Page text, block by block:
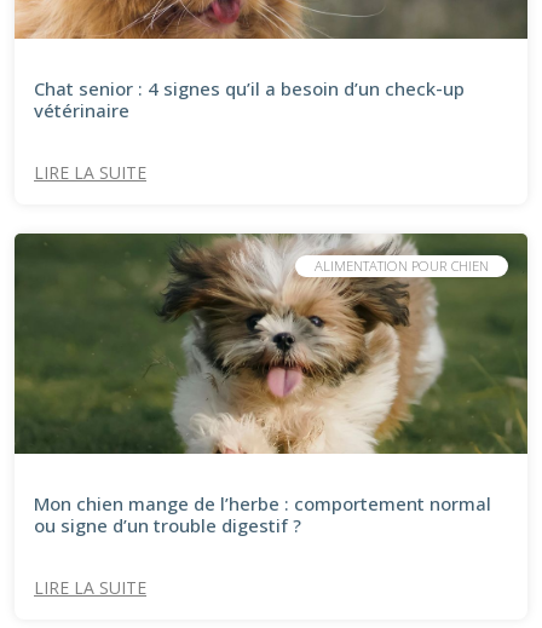
Chat senior : 4 signes qu’il a besoin d’un check-up
vétérinaire
LIRE LA SUITE
ALIMENTATION POUR CHIEN
Mon chien mange de l’herbe : comportement normal
ou signe d’un trouble digestif ?
LIRE LA SUITE